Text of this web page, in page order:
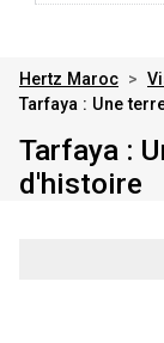
Hertz Maroc >
Tarfaya : Une
Tarfaya :
d'histoire